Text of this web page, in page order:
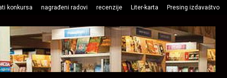
konkursa nagrađeni radovi recenzije Liter-karta Presing izdavaštvo